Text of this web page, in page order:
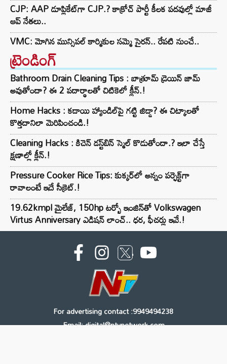
CJP: AAP డూప్లికేట్‌గా CJP.? కాక్రోచ్ పార్టీ కీలక పదవుల్లో మాజీ
ఆప్ నేతలు..
VMC: మోగిన మున్సిపల్ కార్మికుల సమ్మె సైరన్.. రేపటి నుంచే..
ట్రెండింగ్‌
Bathroom Drain Cleaning Tips : బాత్రూమ్ డ్రెయిన్ జామ్
అవుతోందా? ఈ 2 పదార్థాలతో చిటికెలో క్లీన్.!
Home Hacks : కడాయి హ్యాండిల్‌పై గట్టి జిడ్డా? ఈ చిట్కాలతో
కొత్తదానిలా మెరిపించండి.!
Cleaning Hacks : కిచెన్ డస్ట్‌బిన్ స్మెల్ కొడుతోందా.? ఇలా చేస్తే
క్షణాల్లో క్లీన్.!
Pressure Cooker Rice Tips: కుక్కర్‌లో అన్నం పర్ఫెక్ట్‌గా
రావాలంటే ఇదే సీక్రెట్.!
19.62kmpl మైలేజ్, 150hp టర్బో ఇంజిన్‌తో Volkswagen
Virtus Anniversary ఎడిషన్ లాంచ్.. ధర, ఫీచర్లు ఇవే.!
For advertising contact :9949494238
Email: digital@ntvnetwork.com